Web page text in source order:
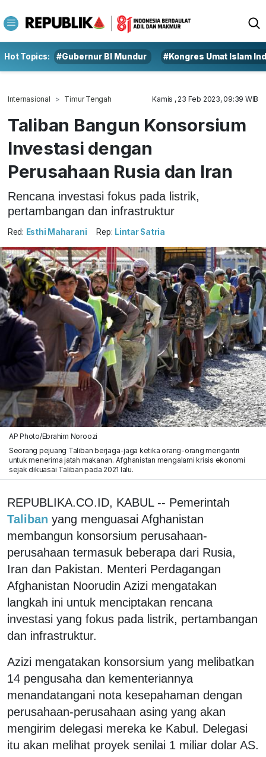
Hot Topics: #Gubernur BI Mundur #Kongres Umat Islam
Internasional Timur Tengah Kamis , 23 Feb 2023, 09:39 WIB
Taliban Bangun Konsorsium
Investasi dengan
Perusahaan Rusia dan Iran
Rencana investasi fokus pada listrik,
pertambangan dan infrastruktur
Red: Esthi Maharani Rep: Lintar Satria
AP Photo/Ebrahim Noroozi
Seorang pejuang Taliban berjaga-jaga ketika orang-orang mengantri
untuk menerima jatah makanan. Afghanistan mengalami krisis ekonomi
sejak dikuasai Taliban pada 2021 lalu.
REPUBLIKA.CO.ID, KABUL -- Pemerintah
Taliban yang menguasai Afghanistan
membangun konsorsium perusahaan-
perusahaan termasuk beberapa dari Rusia,
Iran dan Pakistan. Menteri Perdagangan
Afghanistan Noorudin Azizi mengatakan
langkah ini untuk menciptakan rencana
investasi yang fokus pada listrik, pertambangan
dan infrastruktur.
Azizi mengatakan konsorsium yang melibatkan
14 pengusaha dan kementeriannya
menandatangani nota kesepahaman dengan
perusahaan-perusahaan asing yang akan
mengirim delegasi mereka ke Kabul. Delegasi
itu akan melihat proyek senilai 1 miliar dolar AS.